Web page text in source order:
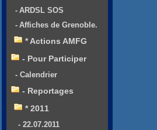
- ARDSL SOS
- Affiches de Grenoble.
* Actions AMFG
- Pour Participer
- Calendrier
- Reportages
* 2011
- 22.07.2011